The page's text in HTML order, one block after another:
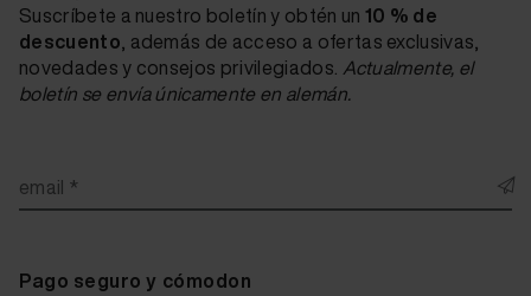
Suscríbete a nuestro boletín y obtén un 10 % de
descuento, además de acceso a ofertas exclusivas,
novedades y consejos privilegiados. Actualmente, el
boletín se envía únicamente en alemán.
email *
Pago seguro y cómodon